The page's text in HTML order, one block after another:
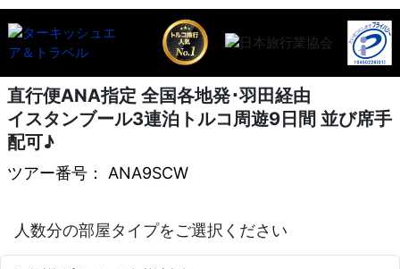
直行便ANA指定 全国各地発･羽田経由
イスタンブール3連泊トルコ周遊9日間 並び席手
配可♪
ツアー番号： ANA9SCW